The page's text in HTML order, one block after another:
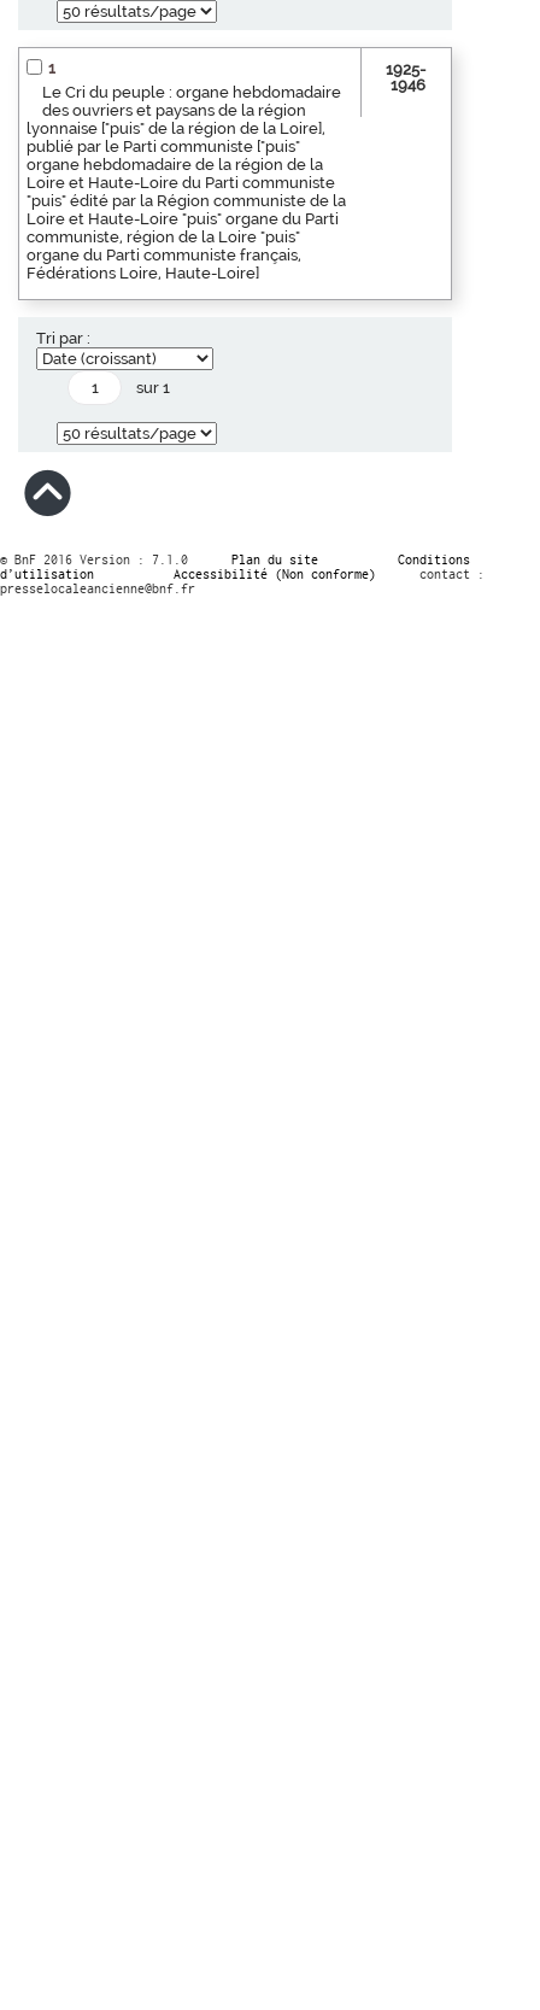
1
Le Cri du peuple : organe hebdomadaire
des ouvriers et paysans de la région
lyonnaise ["puis" de la région de la Loire],
publié par le Parti communiste ["puis"
organe hebdomadaire de la région de la
Loire et Haute-Loire du Parti communiste
"puis" édité par la Région communiste de la
Loire et Haute-Loire "puis" organe du Parti
communiste, région de la Loire "puis"
organe du Parti communiste français,
Fédérations Loire, Haute-Loire]
1925-
1946
Tri par :
sur 1
© BnF 2016 Version : 7.1.0 Plan du site
Conditions
d’utilisation
Accessibilité (Non conforme)
contact :
presselocaleancienne@bnf.fr